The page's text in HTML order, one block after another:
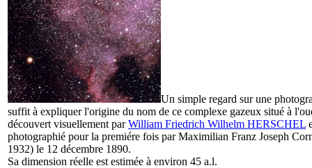
Un simple regard sur une
suffit à expliquer l'origine du nom de ce complexe gazeux situé à
découvert visuellement parWilliam Friedrich Wilhelm HERSCHEL
photographié pour la premiére fois par Maximilian Franz Joseph
1932) le 12 décembre 1890.
Sa dimension réelle est estimée à environ 45 a.l.